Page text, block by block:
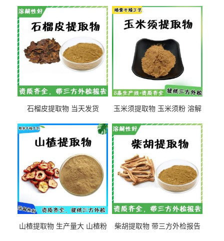
石榴皮提取物 当天发货
玉米须提取物 玉米须粉 溶解
山楂提取物 生产量大 山楂粉 柴胡提取物 带三方外检报告